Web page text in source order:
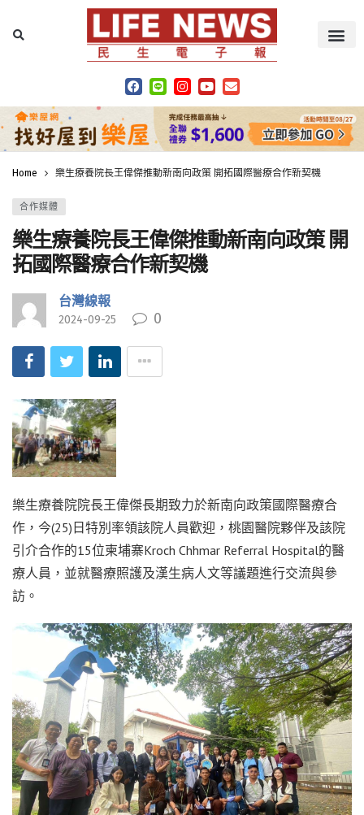
Home 樂生療養院長王偉傑推動新南向政策 開拓國際醫療合作新契機
合作媒體
樂生療養院長王偉傑推動新南向政策 開
拓國際醫療合作新契機
台灣線報
2024-09-25 0
樂生療養院院長王偉傑長期致力於新南向政策國際醫療合
作，今(25)日特別率領該院人員歡迎，桃園醫院夥伴及該院
引介合作的15位柬埔寨Kroch Chhmar Referral Hospital的醫
療人員，並就醫療照護及漢生病人文等議題進行交流與參
訪。